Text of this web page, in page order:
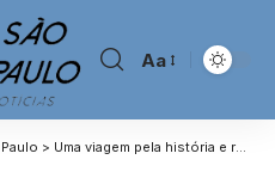
Aa
> Uma viagem pela história e restauração de um patrimônio no coração de São Paulo